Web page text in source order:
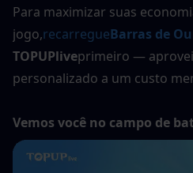
Para maximizar suas
jogo,recarregueBarras de
TOPUPliveprimeiro —
personalizado a um custo
Vemos você no campo de